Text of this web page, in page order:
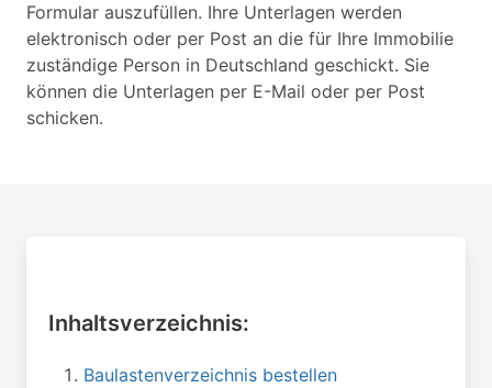
Formular auszufüllen. Ihre Unterlagen werden
elektronisch oder per Post an die für Ihre Immobilie
zuständige Person in Deutschland geschickt. Sie
können die Unterlagen per E-Mail oder per Post
schicken.
Inhaltsverzeichnis:
Baulastenverzeichnis bestellen